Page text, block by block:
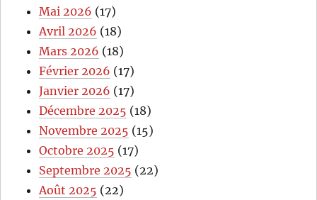
Mai 2026 (17)
Avril 2026 (18)
Mars 2026 (18)
Février 2026 (17)
Janvier 2026 (17)
Décembre 2025 (18)
Novembre 2025 (15)
Octobre 2025 (17)
Septembre 2025 (22)
Août 2025 (22)